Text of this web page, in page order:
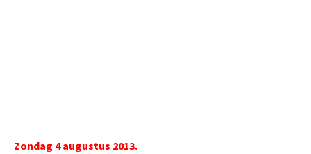
Zondag 4 augustus 2013.